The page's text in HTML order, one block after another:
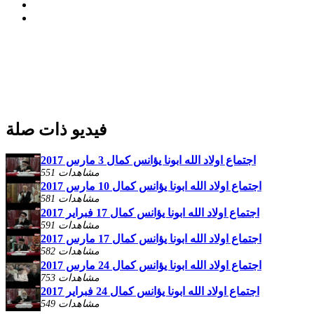
فيديو ذات صلة
اجتماع اولاد الله ابونا يؤانس كمال 3 مارس 2017
551 مشاهدات
اجتماع اولاد الله ابونا يؤانس كمال 10 مارس 2017
581 مشاهدات
اجتماع اولاد الله ابونا يؤانس كمال 17 فبراير 2017
591 مشاهدات
اجتماع اولاد الله ابونا يؤانس كمال 17 مارس 2017
582 مشاهدات
اجتماع اولاد الله ابونا يؤانس كمال 24 مارس 2017
753 مشاهدات
اجتماع اولاد الله ابونا يؤانس كمال 24 فبراير 2017
549 مشاهدات